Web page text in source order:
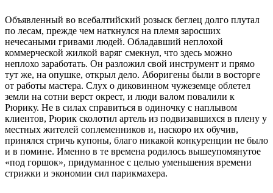
Объявленный во всебалтийский розыск беглец долго плутал
по лесам, прежде чем наткнулся на племя заросших
нечесаными гривами людей. Обладавший неплохой
коммерческой жилкой варяг смекнул, что здесь можно
неплохо заработать. Он разложил свой инструмент и прямо
тут же, на опушке, открыл дело. Аборигены были в восторге
от работы мастера. Слух о диковинном чужеземце облетел
земли на сотни верст окрест, и люди валом повалили к
Рюрику. Не в силах справиться в одиночку с наплывом
клиентов, Рюрик сколотил артель из подвизавшихся в плену у
местных жителей соплеменников и, наскоро их обучив,
принялся стричь купоны, благо никакой конкуренции не было
и в помине. Именно в те времена родилось вышеупомянутое
«под горшок», придуманное с целью уменьшения времени
стрижки и экономии сил парикмахера.